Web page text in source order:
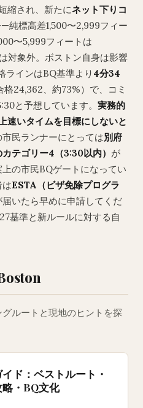
縮され、新たにネット下りコ
純標高差1,500〜2,999フィー
〜5,999フィートは
対象外。ボストン自身は影響
ラインはBQ基準より 4分34
24,362、約73%）で、コミ
と予想しています。 実務的
速いタイムを目標にしないと
市民ランナーにとっては別府
テゴリー4（3:30以内） が
の市民BQゲートになってい
はESTA（ビザ免除プログラ
いたら早めに申請してくだ
基準と新ルールに対する自
ルートと現地のヒントを探
ド：ベストルート・
・BQ文化